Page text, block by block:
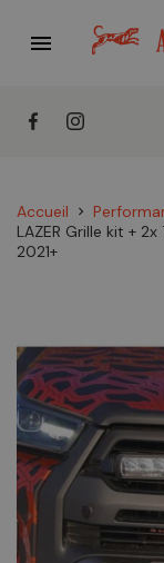

Accueil chevron_right
LAZER Grille kit +
2021+